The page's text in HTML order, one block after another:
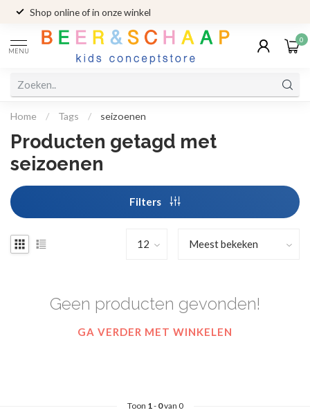
Shop online of in onze winkel
MENU
0
Home / Tags / seizoenen
Producten getagd met
seizoenen
Filters
Geen producten gevonden!
GA VERDER MET WINKELEN
Toon 1- 0van 0